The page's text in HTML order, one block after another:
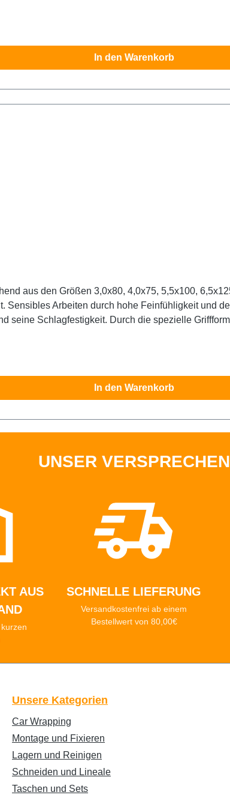
In den Warenkorb
PH2 überzeugt selbst Profihandwerker durch
In den Warenkorb
UNSER VERSPRECHEN
AUS
SCHNELLE LIEFERUNG
Versandkostenfrei ab einem
Bestellwert von 80,00€
Unsere Kategorien
Car Wrapping
Montage und Fixieren
Lagern und Reinigen
Schneiden und Lineale
Taschen und Sets